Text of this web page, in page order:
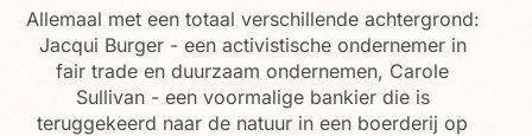
Allemaal met een totaal verschillende achtergrond:
Jacqui Burger - een activistische ondernemer in
fair trade en duurzaam ondernemen, Carole
Sullivan - een voormalige bankier die is
teruggekeerd naar de natuur in een boerderij op